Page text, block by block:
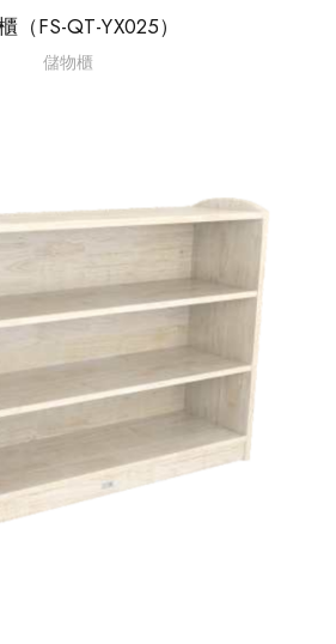
（FS-QT-YX025）
儲物櫃